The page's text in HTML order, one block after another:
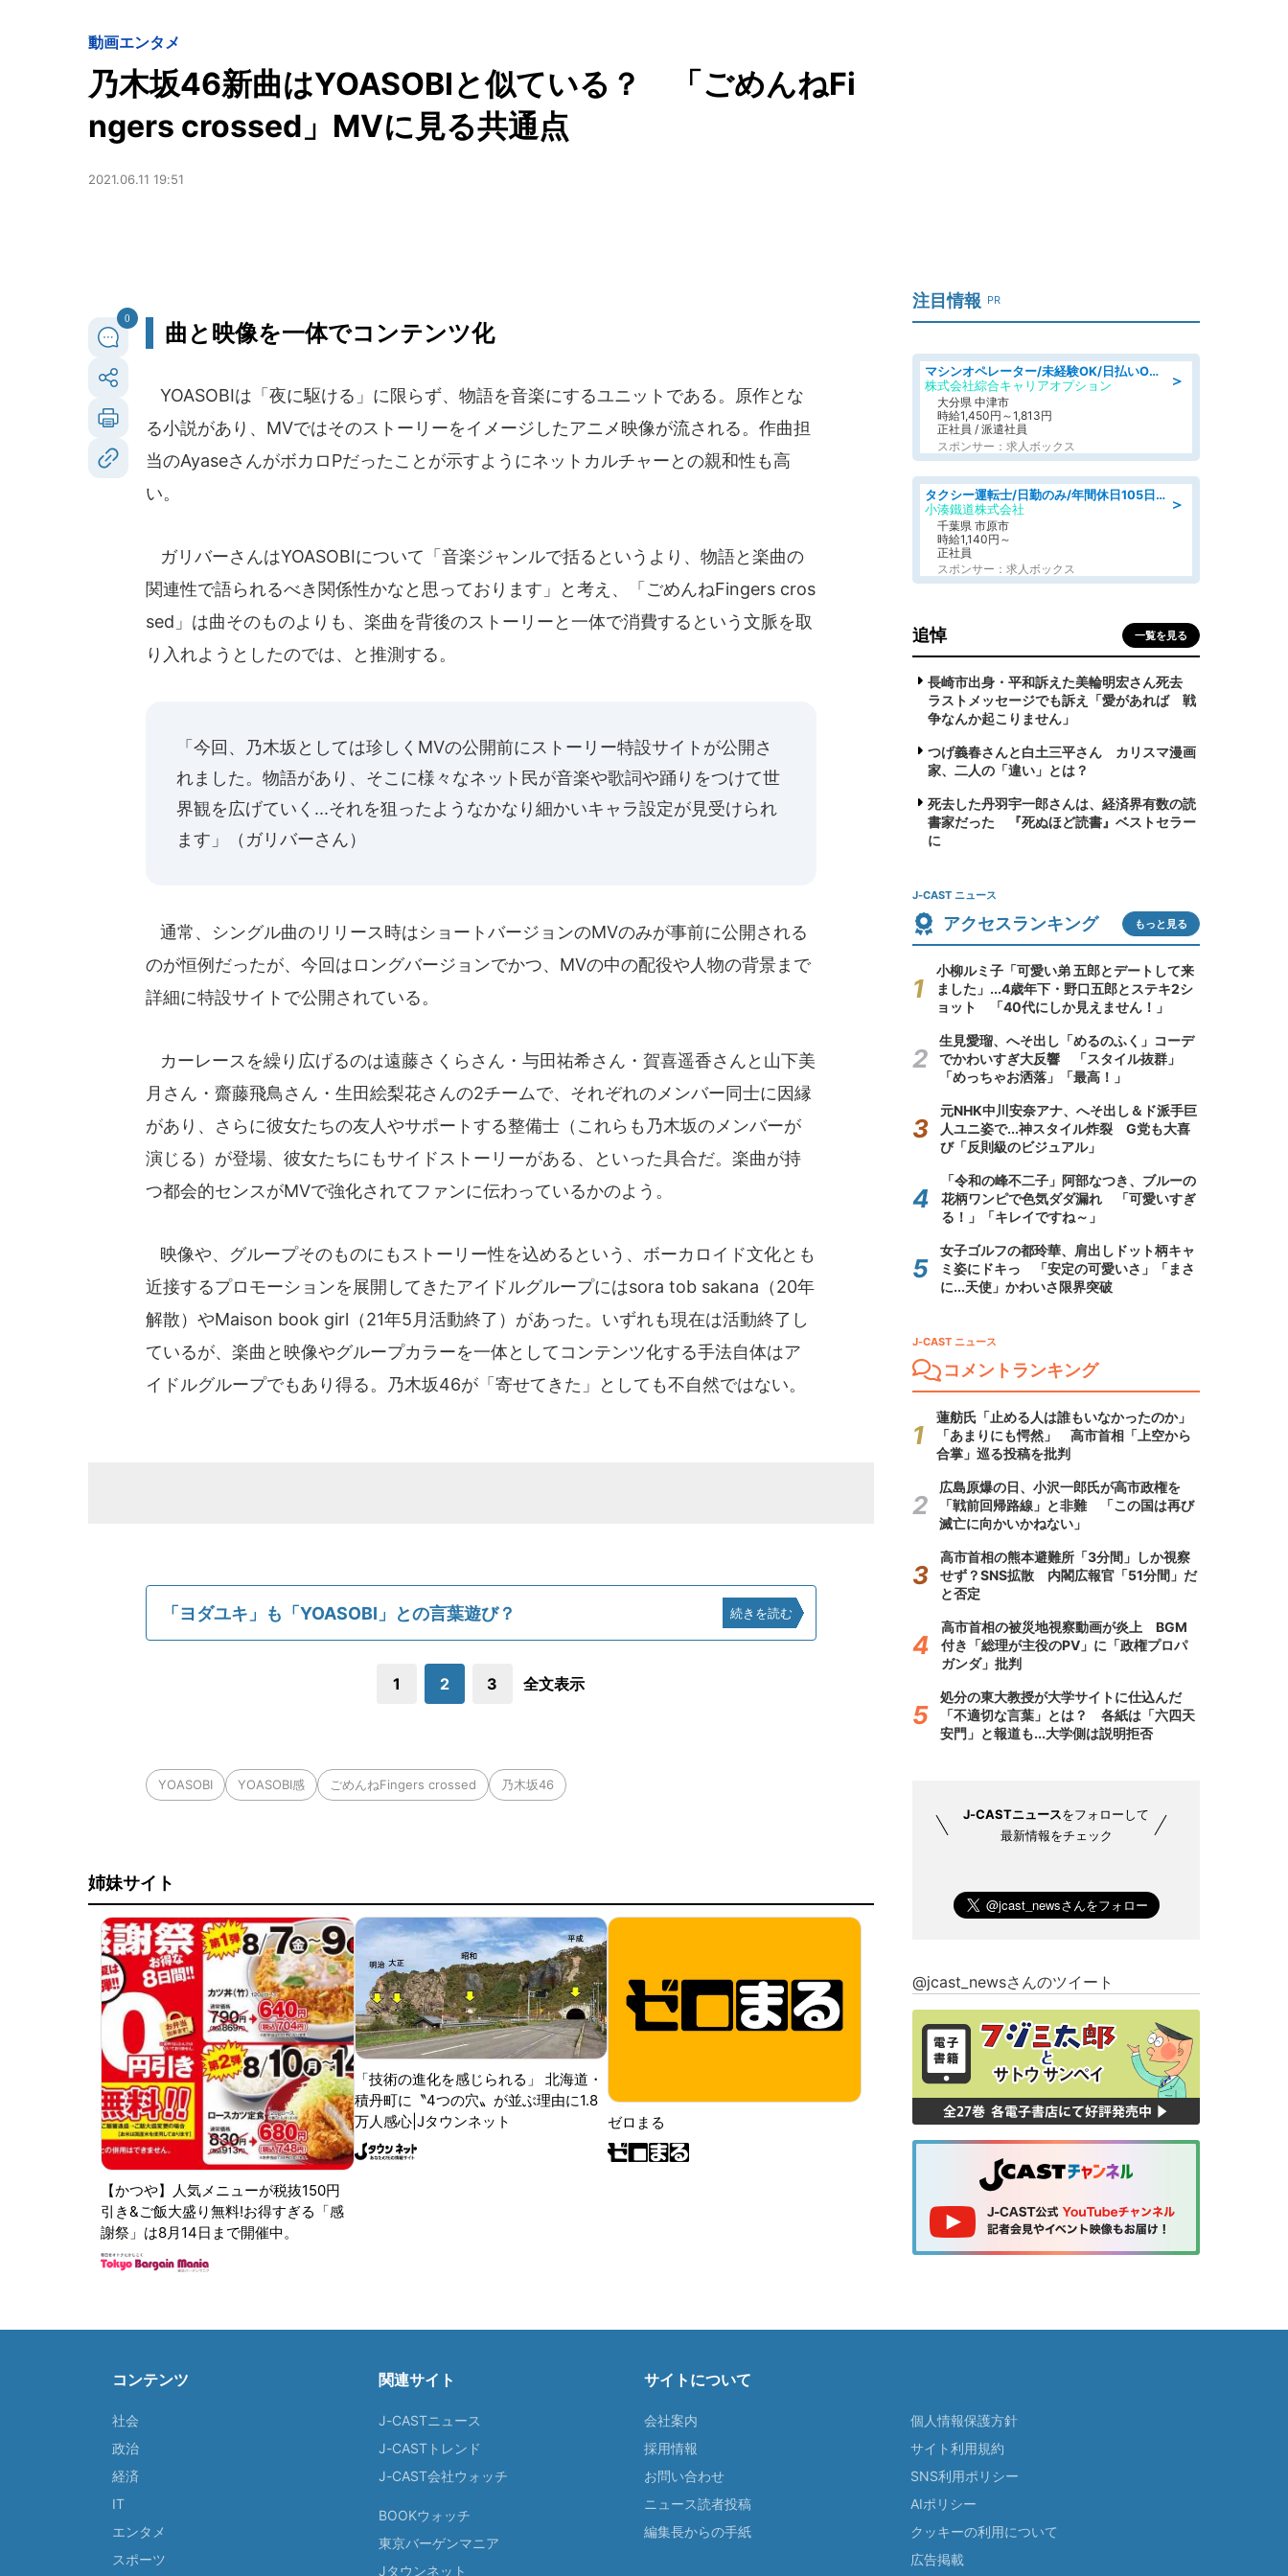
動画エンタメ
乃木坂46新曲はYOASOBIと似ている？ 「ごめんねFi
ngers crossed」MVに見る共通点
2021.06.11 19:51
0
曲と映像を一体でコンテンツ化
YOASOBIは「夜に駆ける」に限らず、物語を音楽にするユニットである。原作とな
る小説があり、MVではそのストーリーをイメージしたアニメ映像が流される。作曲担
当のAyaseさんがボカロPだったことが示すようにネットカルチャーとの親和性も高
い。
ガリバーさんはYOASOBIについて「音楽ジャンルで括るというより、物語と楽曲の
関連性で語られるべき関係性かなと思っております」と考え、「ごめんねFingers cros
sed」は曲そのものよりも、楽曲を背後のストーリーと一体で消費するという文脈を取
り入れようとしたのでは、と推測する。
「今回、乃木坂としては珍しくMVの公開前にストーリー特設サイトが公開さ
れました。物語があり、そこに様々なネット民が音楽や歌詞や踊りをつけて世
界観を広げていく...それを狙ったようなかなり細かいキャラ設定が見受けられ
ます」（ガリバーさん）
通常、シングル曲のリリース時はショートバージョンのMVのみが事前に公開される
のが恒例だったが、今回はロングバージョンでかつ、MVの中の配役や人物の背景まで
詳細に特設サイトで公開されている。
カーレースを繰り広げるのは遠藤さくらさん・与田祐希さん・賀喜遥香さんと山下美
月さん・齋藤飛鳥さん・生田絵梨花さんの2チームで、それぞれのメンバー同士に因縁
があり、さらに彼女たちの友人やサポートする整備士（これらも乃木坂のメンバーが
演じる）が登場、彼女たちにもサイドストーリーがある、といった具合だ。楽曲が持
つ都会的センスがMVで強化されてファンに伝わっているかのよう。
映像や、グループそのものにもストーリー性を込めるという、ボーカロイド文化とも
近接するプロモーションを展開してきたアイドルグループにはsora tob sakana（20年
解散）やMaison book girl（21年5月活動終了）があった。いずれも現在は活動終了し
ているが、楽曲と映像やグループカラーを一体としてコンテンツ化する手法自体はア
イドルグループでもあり得る。乃木坂46が「寄せてきた」としても不自然ではない。
「ヨダユキ」も「YOASOBI」との言葉遊び？ 続きを読む
1 2 3 全文表示
YOASOBI YOASOBI感 ごめんねFingers crossed 乃木坂46
姉妹サイト
【かつや】人気メニューが税抜150円
引き&ご飯大盛り無料!お得すぎる「感
謝祭」は8月14日まで開催中。
「技術の進化を感じられる」 北海道・
積丹町に〝4つの穴〟が並ぶ理由に1.8
万人感心|Jタウンネット
ゼロまる
注目情報 PR
＞
マシンオペレーター/未経験OK/日払いOK/交替制/20・30・40代活躍中/製造 工場
株式会社綜合キャリアオプション
大分県 中津市
時給1,450円～1,813円
正社員 / 派遣社員
スポンサー：求人ボックス
＞
タクシー運転士/日勤のみ/年間休日105日/野球無料観戦などの福利厚生/学歴不問
小湊鐵道株式会社
千葉県 市原市
時給1,140円～
正社員
スポンサー：求人ボックス
追悼 一覧を見る
長崎市出身・平和訴えた美輪明宏さん死去
ラストメッセージでも訴え「愛があれば 戦
争なんか起こりません」
つげ義春さんと白土三平さん カリスマ漫画
家、二人の「違い」とは？
死去した丹羽宇一郎さんは、経済界有数の読
書家だった 『死ぬほど読書』ベストセラー
に
J-CAST ニュース
アクセスランキング もっと見る
小柳ルミ子「可愛い弟 五郎とデートして来
ました」...4歳年下・野口五郎とステキ2シ
ョット 「40代にしか見えません！」
生見愛瑠、へそ出し「めるのふく」コーデ
でかわいすぎ大反響 「スタイル抜群」
「めっちゃお洒落」「最高！」
元NHK中川安奈アナ、へそ出し＆ド派手巨
人ユニ姿で...神スタイル炸裂 G党も大喜
び「反則級のビジュアル」
「令和の峰不二子」阿部なつき、ブルーの
花柄ワンピで色気ダダ漏れ 「可愛いすぎ
る！」「キレイですね～」
女子ゴルフの都玲華、肩出しドット柄キャ
ミ姿にドキっ 「安定の可愛いさ」「まさ
に...天使」かわいさ限界突破
J-CAST ニュース
コメントランキング
蓮舫氏「止める人は誰もいなかったのか」
「あまりにも愕然」 高市首相「上空から
合掌」巡る投稿を批判
広島原爆の日、小沢一郎氏が高市政権を
「戦前回帰路線」と非難 「この国は再び
滅亡に向かいかねない」
高市首相の熊本避難所「3分間」しか視察
せず？SNS拡散 内閣広報官「51分間」だ
と否定
高市首相の被災地視察動画が炎上 BGM
付き「総理が主役のPV」に「政権プロパ
ガンダ」批判
処分の東大教授が大学サイトに仕込んだ
「不適切な言葉」とは？ 各紙は「六四天
安門」と報道も...大学側は説明拒否
J-CASTニュースをフォローして
最新情報をチェック
@jcast_newsさんのツイート
コンテンツ
社会
政治
経済
IT
エンタメ
スポーツ
関連サイト
J-CASTニュース
J-CASTトレンド
J-CAST会社ウォッチ
BOOKウォッチ
東京バーゲンマニア
Jタウンネット
サイトについて
会社案内
採用情報
お問い合わせ
ニュース読者投稿
編集長からの手紙
個人情報保護方針
サイト利用規約
SNS利用ポリシー
AIポリシー
クッキーの利用について
広告掲載